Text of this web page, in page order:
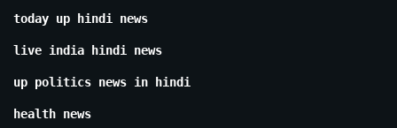
today up hindi news
live india hindi news
up politics news in hindi
health news